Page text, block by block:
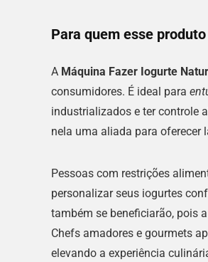
Para quem esse
A Máquina Fazer Iogurte
consumidores. É ideal para
industrializados e ter controle
nela uma aliada para oferecer
Pessoas com restrições
personalizar seus iogurtes
também se beneficiarão, pois
Chefs amadores e gourmets
elevando a experiência